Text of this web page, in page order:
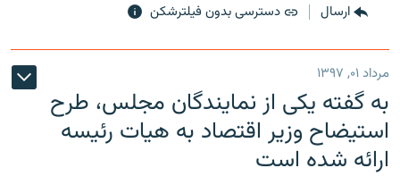
ارسال دسترسی بدون فیلترشکن
مرداد ۰۱, ۱۳۹۷
به گفته یکی از نمایندگان مجلس، طرح
استیضاح وزیر اقتصاد به هیات رئیسه
ارائه شده است